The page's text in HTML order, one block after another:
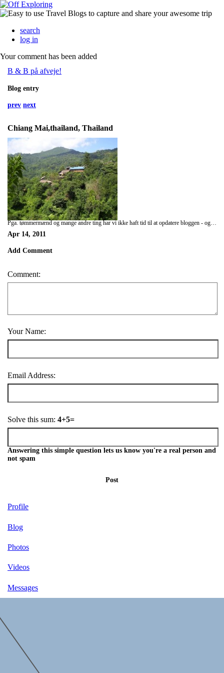
search
log in
Your comment has been added
B & B på afveje!
Blog entry
prev next
Chiang Mai,thailand, Thailand
Pga. tømmermænd og mange andre ting har vi ikke haft tid til at opdatere bloggen - og det blir nok heller ikke i dag....Men vi kan da lige meddele at vi har besluttet at tage til Borneo den 17. april :).... vi ses !
Apr 14, 2011
Add Comment
Comment:
Your Name:
Email Address:
Solve this sum: 4+5=
Answering this simple question lets us know you're a real person and
not spam
Post
Profile
Blog
Photos
Videos
Messages